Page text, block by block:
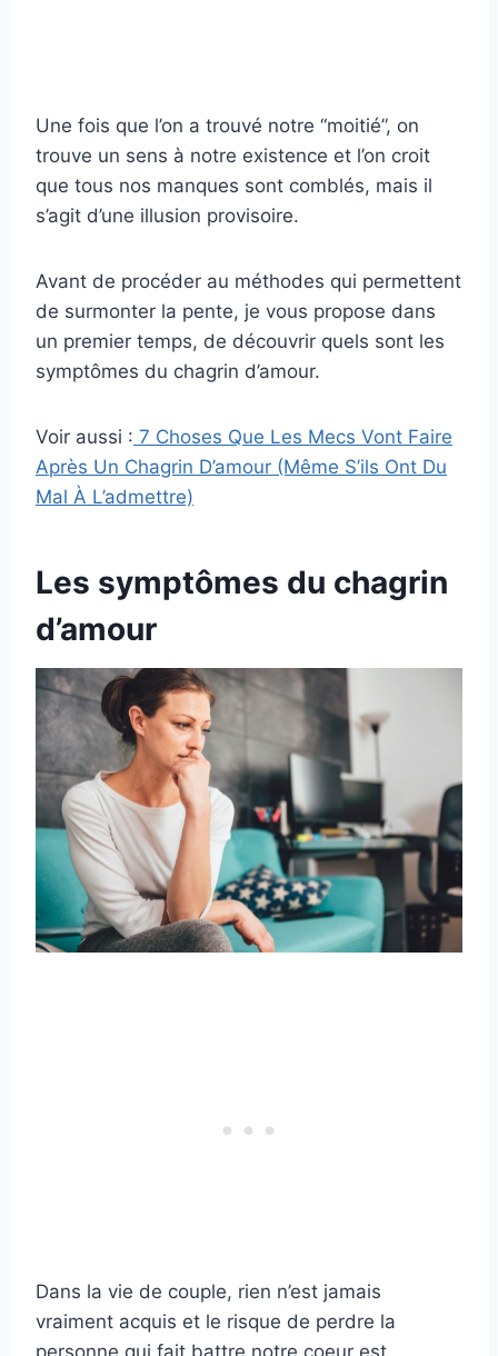
Une fois que l’on a trouvé notre “moitié”, on
trouve un sens à notre existence et l’on croit
que tous nos manques sont comblés, mais il
s’agit d’une illusion provisoire.
Avant de procéder au méthodes qui permettent
de surmonter la pente, je vous propose dans
un premier temps, de découvrir quels sont les
symptômes du chagrin d’amour.
Voir aussi : 7 Choses Que Les Mecs Vont Faire
Après Un Chagrin D’amour (Même S’ils Ont Du
Mal À L’admettre)
Les symptômes du chagrin
d’amour
Dans la vie de couple, rien n’est jamais
vraiment acquis et le risque de perdre la